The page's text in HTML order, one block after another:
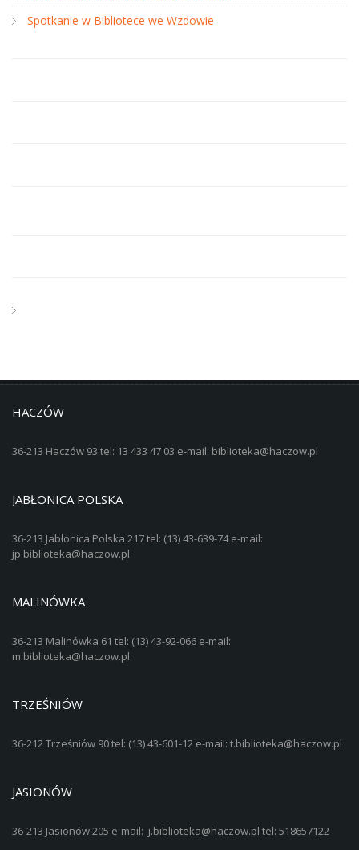
Spotkanie w Bibliotece we Wzdowie
HACZÓW
36-213 Haczów 93 tel: 13 433 47 03 e-mail: biblioteka@haczow.pl
JABŁONICA POLSKA
36-213 Jabłonica Polska 217 tel: (13) 43-639-74 e-mail:
jp.biblioteka@haczow.pl
MALINÓWKA
36-213 Malinówka 61 tel: (13) 43-92-066 e-mail:
m.biblioteka@haczow.pl
TRZEŚNIÓW
36-212 Trześniów 90 tel: (13) 43-601-12 e-mail: t.biblioteka@haczow.pl
JASIONÓW
36-213 Jasionów 205 e-mail: j.biblioteka@haczow.pl tel: 518657122